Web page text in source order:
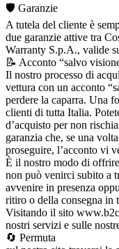
🛡️ Garanzie
A tutela del cliente è
due garanzie attive tra
Warranty S.p.A., valide
📝 Acconto “salvo
Il nostro processo di
vettura con un acconto
perdere la caparra. Una
clienti di tutta Italia.
d’acquisto per non
garanzia che, se una
proseguire, l’acconto vi
È il nostro modo di
non può venirci subito a
avvenire in presenza
ritiro o della consegna in
Visitando il sito
nostri servizi e sulle
🔄 Permuta